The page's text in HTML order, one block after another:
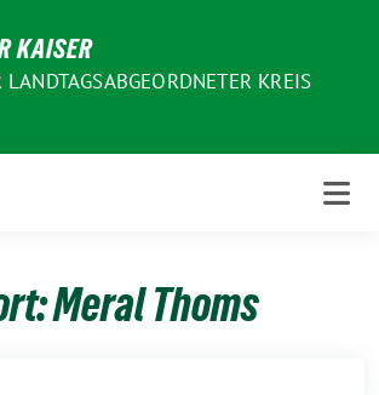
KAISER
LANDTAGSABGEORDNETER KREIS
Meral Thoms